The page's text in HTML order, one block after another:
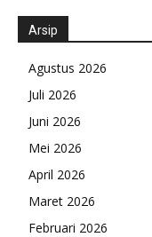
Arsip
Agustus 2026
Juli 2026
Juni 2026
Mei 2026
April 2026
Maret 2026
Februari 2026